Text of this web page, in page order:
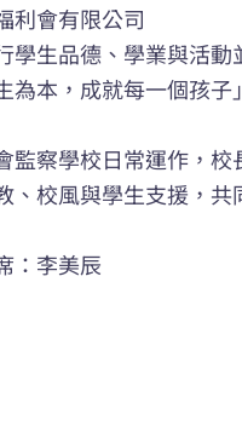
利會有限公司
學生品德、學業與活
為本，成就每一個孩子
監察學校日常運作，
、校風與學生支援，
：李美辰